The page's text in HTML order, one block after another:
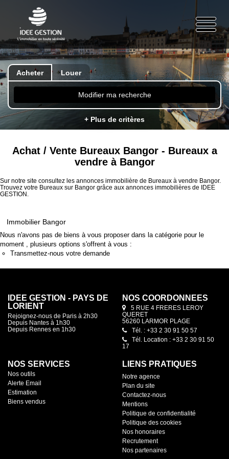
Acheter Louer
Modifier ma recherche
+ Plus de critères
Achat / Vente Bureaux Bangor - Bureaux a
vendre à Bangor
Sur notre site consultez les annonces immobilière de Bureaux à vendre Bangor.
Trouvez votre Bureaux sur Bangor grâce aux annonces immobilières de IDEE
GESTION.
Immobilier Bangor
Nous n'avons pas de biens à vous proposer dans la catégorie pour le
moment , plusieurs options s'offrent à vous :
Transmettez-nous votre demande
IDEE GESTION - PAYS DE
LORIENT
Rejoignez-nous de Paris à 2h30
Depuis Nantes à 1h30
Depuis Rennes en 1h30
NOS COORDONNÉES
5 RUE 4 FRERES LEROY
QUERET
56260 LARMOR PLAGE
Tél. : +33 2 30 91 50 57
Tél. Location : +33 2 30 91 50
17
NOS SERVICES
Nos outils
Alerte Email
Estimation
Biens vendus
LIENS PRATIQUES
Notre agence
Plan du site
Contactez-nous
Mentions
Politique de confidentialité
Politique des cookies
Nos honoraires
Recrutement
Nos partenaires